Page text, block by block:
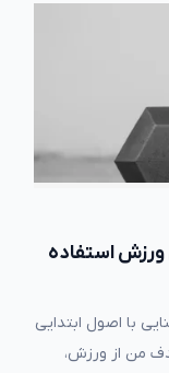
استفاده
با اصول ابتدایی
من از ورزش،